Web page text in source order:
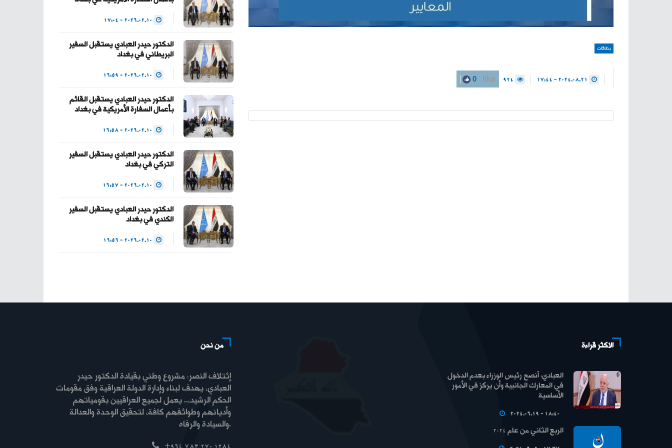
بطاقات
like
0
— Haider Al-Abadi
(@HaiderAlAbadi)
January 23, 2026
الدكتور حيدر العبادي يستقبل السفير
البريطاني في بغداد
الدكتور حيدر العبادي يستقبل القائم
بأعمال السفارة الأمريكية في بغداد
الدكتور حيدر العبادي يستقبل السفير
التركي في بغداد
الدكتور حيدر العبادي يستقبل السفير
الكندي في بغداد
من نحن
إئتلاف النصر: مشروع وطني بقيادة الدكتور حيدر
العبادي، يهدف لبناء وإدارة الدولة العراقية وفق مقومات
الحكم الرشيد،.. يعمل لجميع العراقيين بقومياتهم
وأديانهم وطوائفهم كافة، لتحقيق الوحدة والعدالة
والسيادة والرفاه.
الاكثر قراءة
العبادي: أنصح رئيس الوزراء بعدم الدخول
في المعارك الجانبية وأن يركز في الأمور
الأساسية
2024.06.19 - 18:40
الربع الثاني من عام 2024